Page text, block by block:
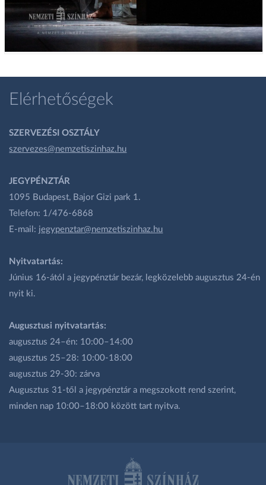
Elérhetőségek
SZERVEZÉSI OSZTÁLY
szervezes@nemzetiszinhaz.hu
JEGYPÉNZTÁR
1095 Budapest, Bajor Gizi park 1.
Telefon: 1/476-6868
E-mail: jegypenztar@nemzetiszinhaz.hu
Nyitvatartás:
Június 16-ától a jegypénztár bezár, legközelebb augusztus 24-én
nyit ki.
Augusztusi nyitvatartás:
augusztus 24–én: 10:00–14:00
augusztus 25–28: 10:00-18:00
augusztus 29-30: zárva
Augusztus 31-től a jegypénztár a megszokott rend szerint,
minden nap 10:00–18:00 között tart nyitva.